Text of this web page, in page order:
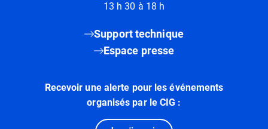
13 h 30 à 18 h
Support technique
Espace presse
Recevoir une alerte pour les événements
organisés par le CIG :